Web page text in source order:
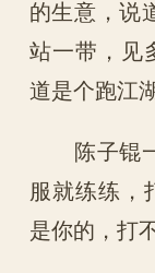
的生意，说
站一带，见
道是个跑江
陈子锟一
服就练练，
是你的，打